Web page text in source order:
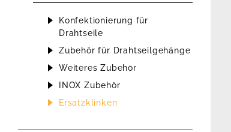
Konfektionierung für
Drahtseile
Zubehör für Drahtseilgehänge
Weiteres Zubehör
INOX Zubehör
Ersatzklinken